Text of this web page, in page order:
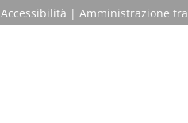
Accessibilità | Amministrazione